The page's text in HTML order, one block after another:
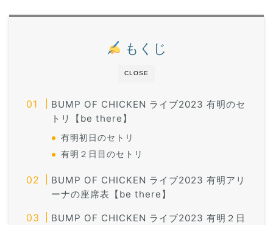
CLOSE
もくじ
BUMP OF CHICKEN ライブ2023 有明のセ
トリ【be there】
有明初日のセトリ
有明２日目のセトリ
BUMP OF CHICKEN ライブ2023 有明アリ
ーナの座席表【be there】
BUMP OF CHICKEN ライブ2023 有明２日